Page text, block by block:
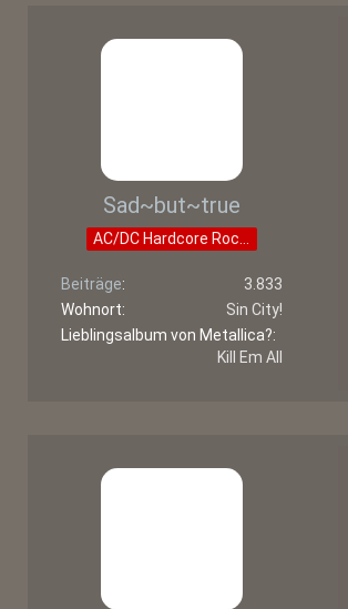
Sad~but~true
AC/DC Hardcore Rocker
Beiträge
3.833
Wohnort
Sin City!
Lieblingsalbum von Metallica?
Kill Em All